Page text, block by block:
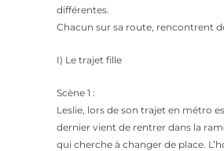
différentes.
Chacun sur sa route, rencontrent
I) Le trajet fille
Scène 1 :
Leslie, lors de son trajet en métro
dernier vient de rentrer dans la
qui cherche à changer de place.